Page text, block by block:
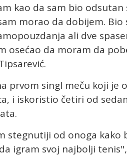
kao da sam bio
morao da dobijem.
ali dve
osećao da moram da
prvom singl meču koji
i iskoristio četiri od
stegnutiji od onoga kako
igram svoj najbolji